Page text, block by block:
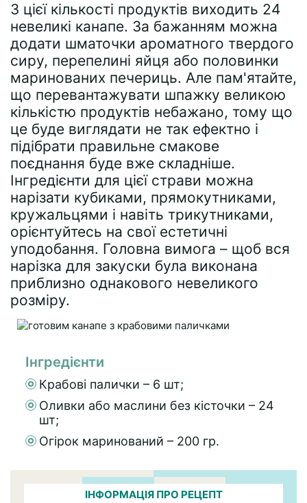
З цієї кількості продуктів виходить 24
невеликі канапе. За бажанням можна
додати шматочки ароматного твердого
сиру, перепелині яйця або половинки
маринованих печериць. Але пам'ятайте,
що перевантажувати шпажку великою
кількістю продуктів небажано, тому що
це буде виглядати не так ефектно і
підібрати правильне смакове
поєднання буде вже складніше.
Інгредієнти для цієї страви можна
нарізати кубиками, прямокутниками,
кружальцями і навіть трикутниками,
орієнтуйтесь на свої естетичні
уподобання. Головна вимога – щоб вся
нарізка для закуски була виконана
приблизно однакового невеликого
розміру.
Інгредієнти
Крабові палички – 6 шт;
Оливки або маслини без кісточки – 24
шт;
Огірок маринований – 200 гр.
ІНФОРМАЦІЯ ПРО РЕЦЕПТ